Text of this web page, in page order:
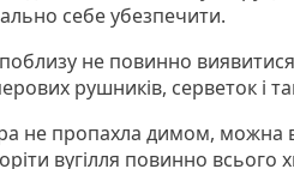
себе убезпечити.
не повинно
рушників, серветок і
не пропахла димом, можна
вугілля повинно всього